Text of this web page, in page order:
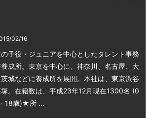
02/16
子役・ジュニアを中心としたタレント事務
成所。 東京を中心に、神奈川、名古屋、大
城などに養成所を展開。本社は、東京渋谷
。 在籍数は、平成23年12月現在1300名 (0
18歳)★所 ...